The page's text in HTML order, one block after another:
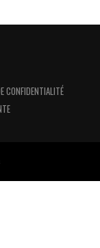
CONFIDENTIALITÉ